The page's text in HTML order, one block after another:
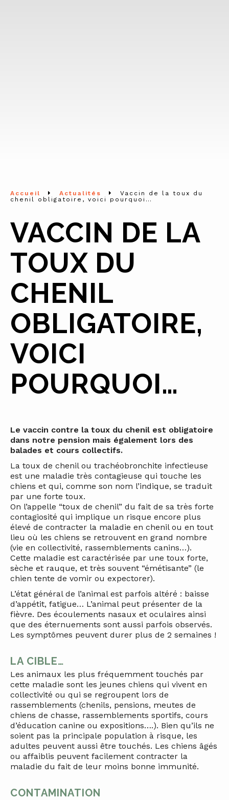
Accueil Actualités
Vaccin de la toux du
chenil obligatoire, voici pourquoi…
VACCIN DE LA
TOUX DU
CHENIL
OBLIGATOIRE,
VOICI
POURQUOI…
Le vaccin contre la toux du chenil est obligatoire
dans notre pension mais également lors des
balades et cours collectifs.
La toux de chenil ou trachéobronchite infectieuse
est une maladie très contagieuse qui touche les
chiens et qui, comme son nom l’indique, se traduit
par une forte toux.
On l’appelle “toux de chenil” du fait de sa très forte
contagiosité qui implique un risque encore plus
élevé de contracter la maladie en chenil ou en tout
lieu où les chiens se retrouvent en grand nombre
(vie en collectivité, rassemblements canins…).
Cette maladie est caractérisée par une toux forte,
sèche et rauque, et très souvent “émétisante” (le
chien tente de vomir ou expectorer).
L’état général de l’animal est parfois altéré : baisse
d’appétit, fatigue… L’animal peut présenter de la
fièvre. Des écoulements nasaux et oculaires ainsi
que des éternuements sont aussi parfois observés.
Les symptômes peuvent durer plus de 2 semaines !
LA CIBLE…
Les animaux les plus fréquemment touchés par
cette maladie sont les jeunes chiens qui vivent en
collectivité ou qui se regroupent lors de
rassemblements (chenils, pensions, meutes de
chiens de chasse, rassemblements sportifs, cours
d’éducation canine ou expositions….). Bien qu’ils ne
soient pas la principale population à risque, les
adultes peuvent aussi être touchés. Les chiens âgés
ou affaiblis peuvent facilement contracter la
maladie du fait de leur moins bonne immunité.
CONTAMINATION